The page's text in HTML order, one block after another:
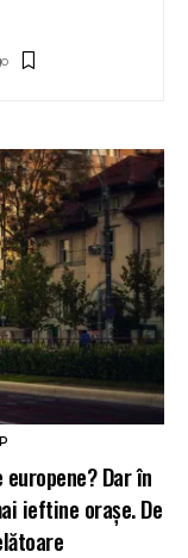
Dar în
ieftine orașe. De